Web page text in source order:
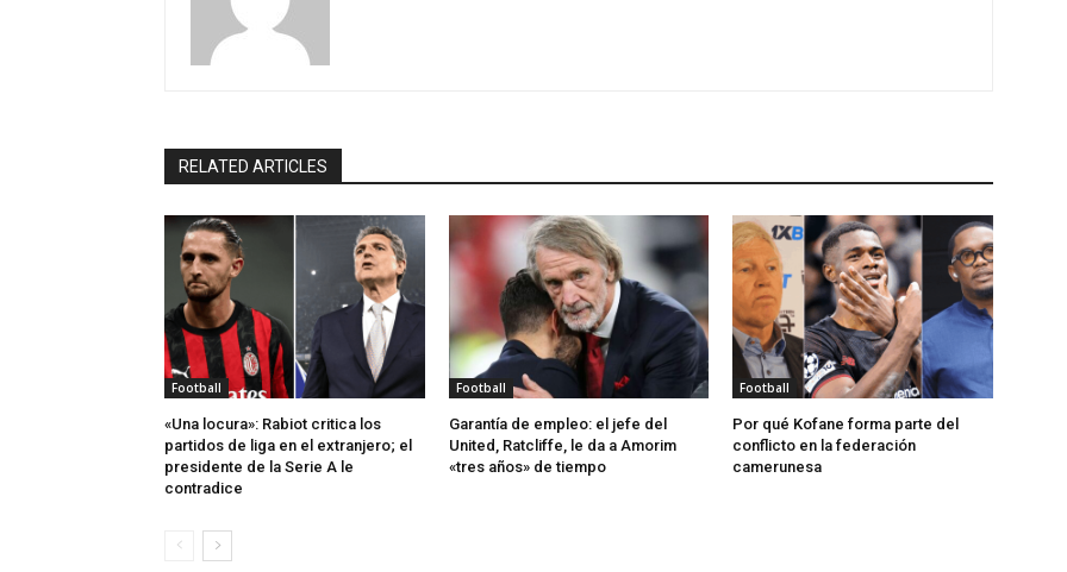
RELATED ARTICLES
Football
«Una locura»: Rabiot critica los
partidos de liga en el extranjero; el
presidente de la Serie A le
contradice
Football
Garantía de empleo: el jefe del
United, Ratcliffe, le da a Amorim
«tres años» de tiempo
Football
Por qué Kofane forma parte del
conflicto en la federación
camerunesa